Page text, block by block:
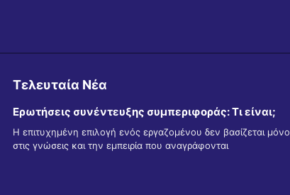
Τελευταία Νέα
Ερωτήσεις συνέντευξης συμπεριφοράς: Τι είναι;
Η επιτυχημένη επιλογή ενός εργαζομένου δεν βασίζεται μόνο
στις γνώσεις και την εμπειρία που αναγράφονται